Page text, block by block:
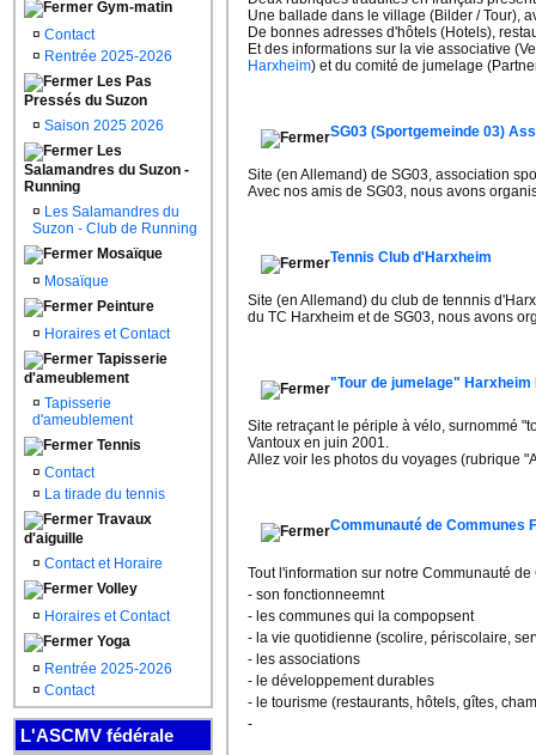
Gym-matin
¤ Contact
¤ Rentrée 2025-2026
Les Pas
Pressés du Suzon
¤ Saison 2025 2026
Les
Salamandres du Suzon -
Running
¤ Les Salamandres du
Suzon - Club de Running
Mosaïque
¤ Mosaïque
Peinture
¤ Horaires et Contact
Tapisserie
d'ameublement
¤ Tapisserie
d'ameublement
Tennis
¤ Contact
¤ La tirade du tennis
Travaux
d'aiguille
¤ Contact et Horaire
Volley
¤ Horaires et Contact
Yoga
¤ Rentrée 2025-2026
¤ Contact
L'ASCMV fédérale
Une ballade dans le village (Bilder / Tour),
De bonnes adresses d'hôtels (Hotels),
Et des informations sur la vie associative
Harxheim) et du comité de jumelage
SG03 (Sportgemeinde 03)
Site (en Allemand) de SG03, association
Avec nos amis de SG03, nous avons
Tennis Club d'Harxheim
Site (en Allemand) du club de tennnis
du TC Harxheim et de SG03, nous avons
"Tour de jumelage"
Site retraçant le périple à vélo, surnommé
Vantoux en juin 2001.
Allez voir les photos du voyages (rubrique
Communauté de Communes
Tout l'information sur notre Communauté de
- son fonctionneemnt
- les communes qui la compopsent
- la vie quotidienne (scolire, périscolaire,
- les associations
- le développement durables
- le tourisme (restaurants, hôtels, gîtes,
-